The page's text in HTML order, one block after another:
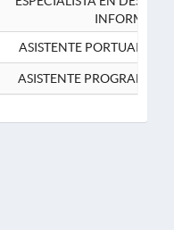
ASISTENTE PORTUARIO 2-
ASISTENTE